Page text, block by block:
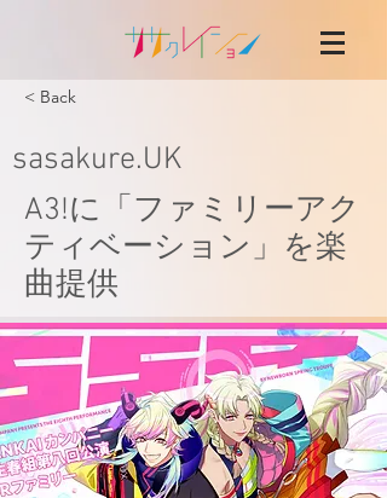
< Back
sasakure.UK
A3!に「ファミリーアク
ティベーション」を​楽
曲提供